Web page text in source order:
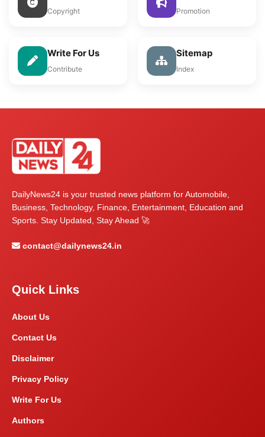
Copyright Promotion
Write For Us
Contribute
Sitemap
Index
DailyNews24 is your trusted news platform for Automobile,
Business, Technology, Finance, Entertainment, Education and
Sports. Stay Updated, Stay Ahead 🚀
contact@dailynews24.in
Quick Links
About Us
Contact Us
Disclaimer
Privacy Policy
Write For Us
Authors